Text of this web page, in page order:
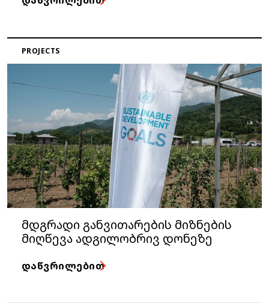
PROJECTS
მდგრადი განვითარების მიზნების
მიღწევა ადგილობრივ დონეზე
ᲓᲐᲬᲕᲠᲘᲚᲔᲑᲘᲗ